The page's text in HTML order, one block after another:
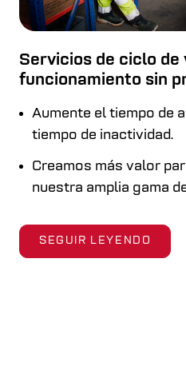
Servicios de ciclo de
funcionamiento sin
Aumente el tiempo de
tiempo de inactividad.
Creamos más valor
nuestra amplia gama
SEGUIR LEYENDO